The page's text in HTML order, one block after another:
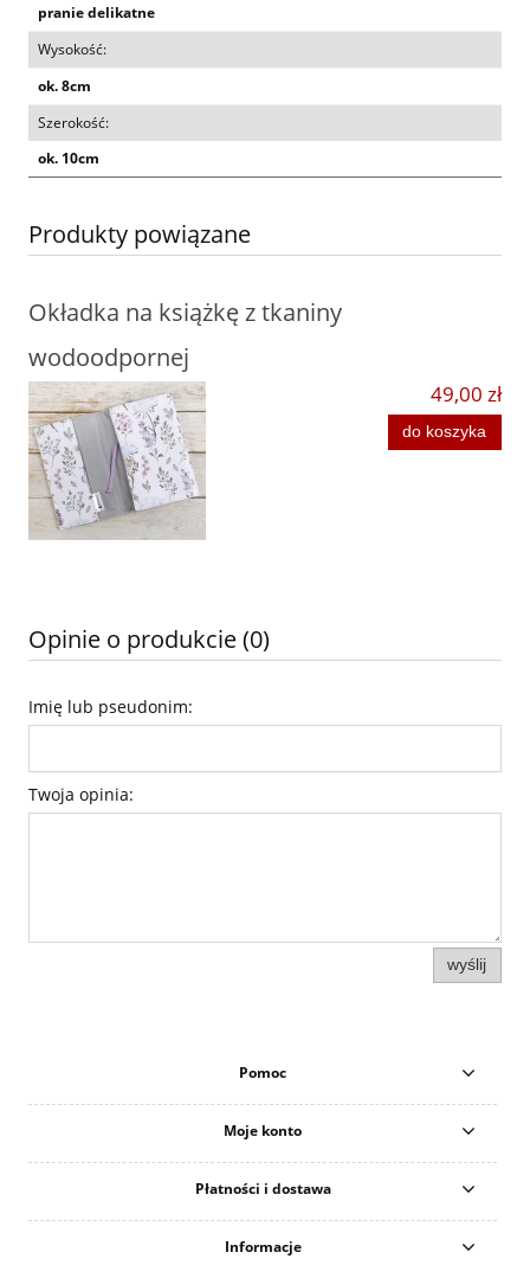
pranie delikatne
Wysokość:
ok. 8cm
Szerokość:
ok. 10cm
Produkty powiązane
Okładka na książkę z tkaniny
wodoodpornej
49,00 zł
do koszyka
Opinie o produkcie (0)
Imię lub pseudonim:
Twoja opinia:
wyślij
Pomoc
Moje konto
Płatności i dostawa
Informacje